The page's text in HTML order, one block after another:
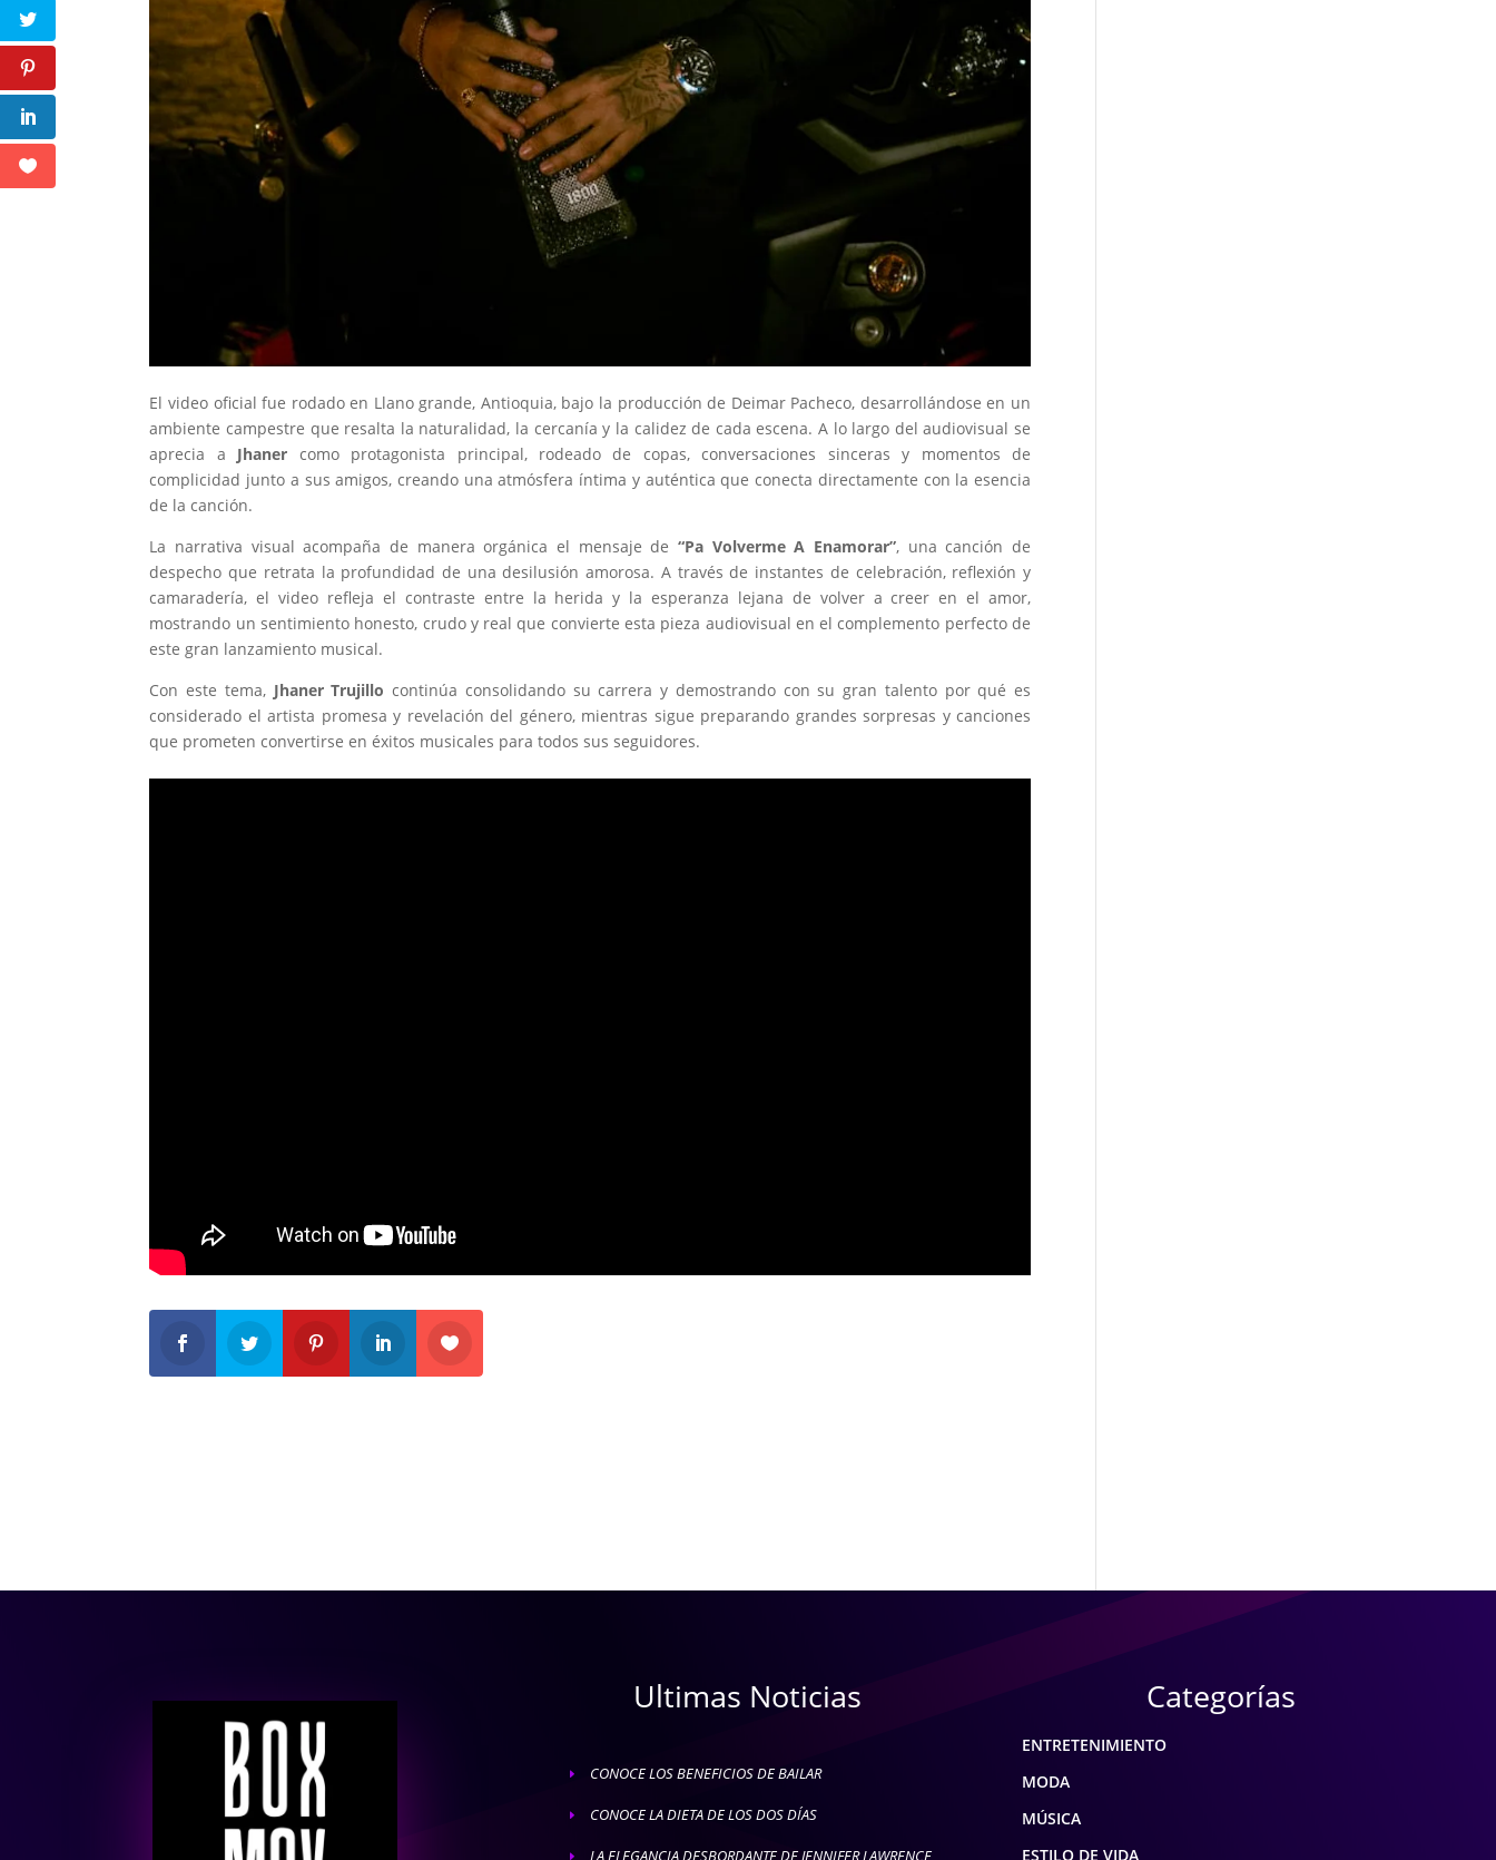
El video oficial fue rodado en Llano grande, Antioquia, bajo la producción de Deimar Pacheco, desarrollándose en un
ambiente campestre que resalta la naturalidad, la cercanía y la calidez de cada escena. A lo largo del audiovisual se
aprecia a Jhaner como protagonista principal, rodeado de copas, conversaciones sinceras y momentos de
complicidad junto a sus amigos, creando una atmósfera íntima y auténtica que conecta directamente con la esencia
de la canción.
La narrativa visual acompaña de manera orgánica el mensaje de “Pa Volverme A Enamorar”, una canción de
despecho que retrata la profundidad de una desilusión amorosa. A través de instantes de celebración, reflexión y
camaradería, el video refleja el contraste entre la herida y la esperanza lejana de volver a creer en el amor,
mostrando un sentimiento honesto, crudo y real que convierte esta pieza audiovisual en el complemento perfecto de
este gran lanzamiento musical.
Con este tema, Jhaner Trujillo continúa consolidando su carrera y demostrando con su gran talento por qué es
considerado el artista promesa y revelación del género, mientras sigue preparando grandes sorpresas y canciones
que prometen convertirse en éxitos musicales para todos sus seguidores.
Ultimas Noticias
E CONOCE LOS BENEFICIOS DE BAILAR
E CONOCE LA DIETA DE LOS DOS DÍAS
E LA ELEGANCIA DESBORDANTE DE JENNIFER LAWRENCE
Categorías
ENTRETENIMIENTO
MODA
MÚSICA
ESTILO DE VIDA